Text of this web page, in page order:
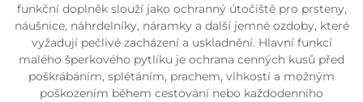
funkční doplněk slouží jako ochranný útočiště pro prsteny,
náušnice, náhrdelníky, náramky a další jemné ozdoby, které
vyžadují pečlivé zacházení a uskladnění. Hlavní funkcí
malého šperkového pytlíku je ochrana cenných kusů před
poškrábáním, splétáním, prachem, vlhkostí a možným
poškozením během cestování nebo každodenního